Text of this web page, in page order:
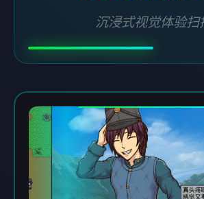
沉浸式视觉体验扫